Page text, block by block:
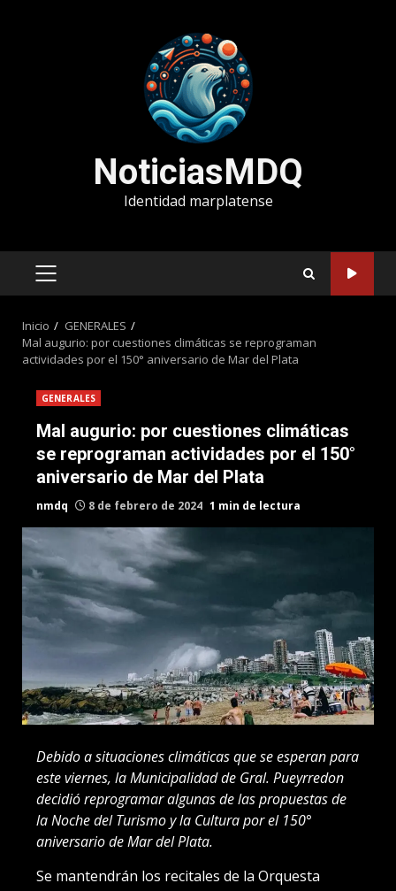
NoticiasMDQ
Identidad marplatense
MENÚ
Inicio
GENERALES
Mal augurio: por cuestiones climáticas se reprograman
actividades por el 150° aniversario de Mar del Plata
GENERALES
Mal augurio: por cuestiones climáticas
se reprograman actividades por el 150°
aniversario de Mar del Plata
nmdq 8 de febrero de 2024 1 min de lectura
Debido a situaciones climáticas que se esperan para
este viernes, la Municipalidad de Gral. Pueyrredon
decidió reprogramar algunas de las propuestas de
la Noche del Turismo y la Cultura por el 150°
aniversario de Mar del Plata.
Se mantendrán los recitales de la Orquesta